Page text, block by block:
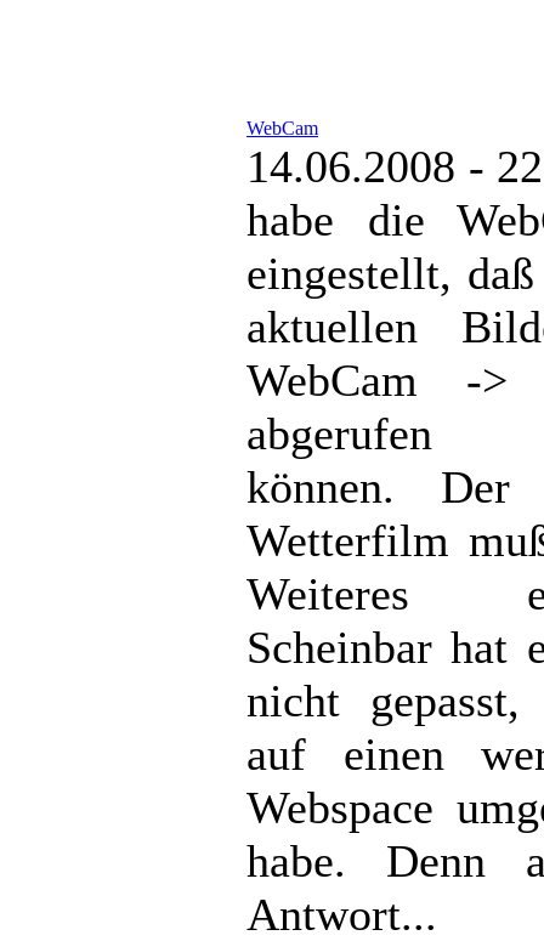
WebCam
14.06.2008 -
habe die
eingestellt,
aktuellen
WebCam ->
abgerufen
können. Der
Wetterfilm
Weiteres
Scheinbar hat
nicht
auf einen
Webspace
habe. Denn
Antwort...